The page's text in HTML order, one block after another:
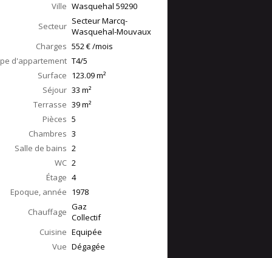
Ville Wasquehal 59290
Secteur Secteur Marcq-
Wasquehal-Mouvaux
Charges 552 € /mois
d'appartement T4/5
Surface 123.09m²
Séjour 33 m²
Terrasse 39m²
Pièces 5
Chambres 3
Salle de bains 2
WC 2
Étage 4
Epoque, année 1978
Chauffage Gaz
Collectif
Cuisine Equipée
Vue Dégagée